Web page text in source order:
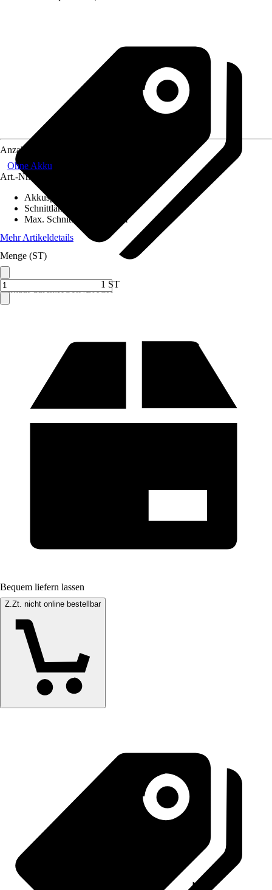
Verkauf durch:HORNBACH
Anzahl Akkus
Ohne Akku
Art.-Nr.
Akkuspannung
Schnittlänge
Max. Schnittstärke
15 mm
Mehr Artikeldetails
Menge (ST)
1 ST
Bequem liefern lassen
Z.Zt. nicht online bestellbar